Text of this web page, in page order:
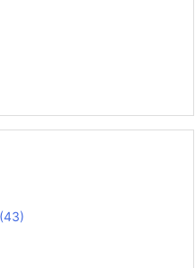
(43)